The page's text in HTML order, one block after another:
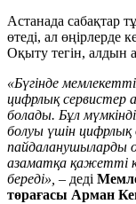
Астанада сабақтар
өтеді, ал өңірлерде
Оқыту тегін, алдын
«Бүгінде
цифрлық сервистер
болады. Бұл
болуы үшін
пайдаланушыларды
азаматқа қажетті
береді», – деді
төрағасы Арман